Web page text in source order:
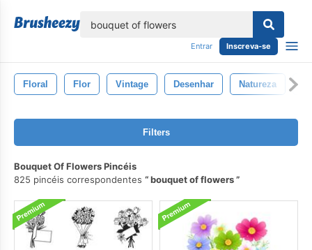
Entrar Inscreva-se
Floral Flor Vintage Desenhar Natureza
Filters
Bouquet Of Flowers Pincéis
825 pincéis correspondentes
bouquet of flowers